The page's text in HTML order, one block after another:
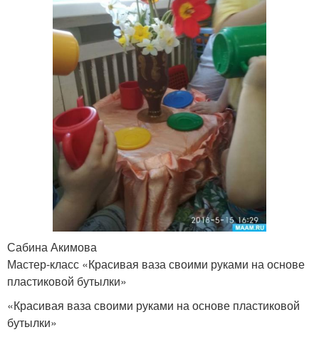
Сабина Акимова
Мастер-класс «Красивая ваза своими руками на основе
пластиковой бутылки»
«Красивая ваза своими руками на основе пластиковой
бутылки»